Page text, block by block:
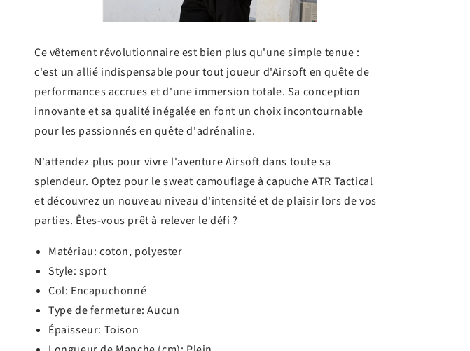
Ce vêtement révolutionnaire est bien plus qu'une simple tenue :
c'est un allié indispensable pour tout joueur d'Airsoft en quête de
performances accrues et d'une immersion totale. Sa conception
innovante et sa qualité inégalée en font un choix incontournable
pour les passionnés en quête d'adrénaline.
N'attendez plus pour vivre l'aventure Airsoft dans toute sa
splendeur. Optez pour le sweat camouflage à capuche ATR Tactical
et découvrez un nouveau niveau d'intensité et de plaisir lors de vos
parties. Êtes-vous prêt à relever le défi ?
Matériau: coton, polyester
Style: sport
Col: Encapuchonné
Type de fermeture: Aucun
Épaisseur: Toison